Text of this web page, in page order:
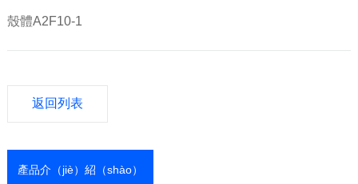
殼體A2F10-1
返回列表
產品介（jiè）紹（shào）